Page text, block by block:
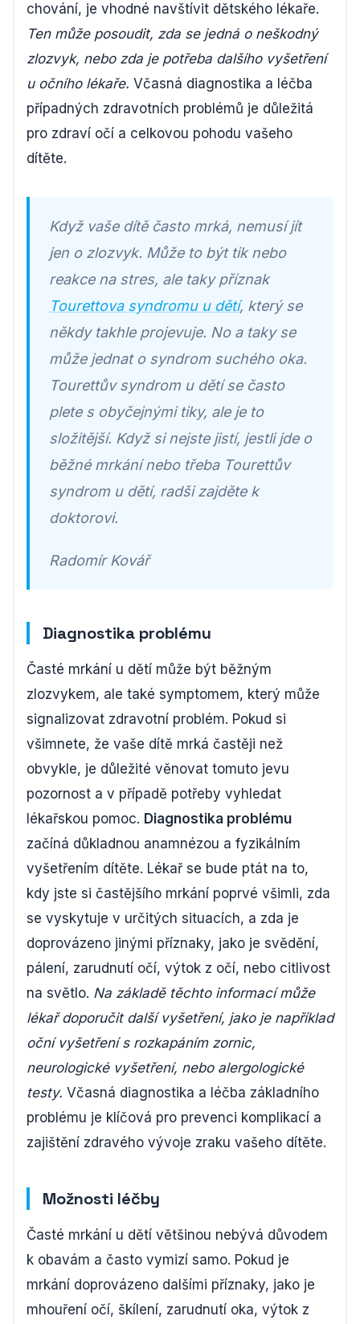
chování, je vhodné navštívit dětského lékaře.
Ten může posoudit, zda se jedná o neškodný
zlozvyk, nebo zda je potřeba dalšího vyšetření
u očního lékaře. Včasná diagnostika a léčba
případných zdravotních problémů je důležitá
pro zdraví očí a celkovou pohodu vašeho
dítěte.
Když vaše dítě často mrká, nemusí jít
jen o zlozvyk. Může to být tik nebo
reakce na stres, ale taky příznak
Tourettova syndromu u dětí, který se
někdy takhle projevuje. No a taky se
může jednat o syndrom suchého oka.
Tourettův syndrom u dětí se často
plete s obyčejnými tiky, ale je to
složitější. Když si nejste jistí, jestli jde o
běžné mrkání nebo třeba Tourettův
syndrom u dětí, radši zajděte k
doktorovi.
Radomír Kovář
Diagnostika problému
Časté mrkání u dětí může být běžným
zlozvykem, ale také symptomem, který může
signalizovat zdravotní problém. Pokud si
všimnete, že vaše dítě mrká častěji než
obvykle, je důležité věnovat tomuto jevu
pozornost a v případě potřeby vyhledat
lékařskou pomoc. Diagnostika problému
začíná důkladnou anamnézou a fyzikálním
vyšetřením dítěte. Lékař se bude ptát na to,
kdy jste si častějšího mrkání poprvé všimli, zda
se vyskytuje v určitých situacích, a zda je
doprovázeno jinými příznaky, jako je svědění,
pálení, zarudnutí očí, výtok z očí, nebo citlivost
na světlo. Na základě těchto informací může
lékař doporučit další vyšetření, jako je například
oční vyšetření s rozkapáním zornic,
neurologické vyšetření, nebo alergologické
testy. Včasná diagnostika a léčba základního
problému je klíčová pro prevenci komplikací a
zajištění zdravého vývoje zraku vašeho dítěte.
Možnosti léčby
Časté mrkání u dětí většinou nebývá důvodem
k obavám a často vymizí samo. Pokud je
mrkání doprovázeno dalšími příznaky, jako je
mhouření očí, škílení, zarudnutí oka, výtok z